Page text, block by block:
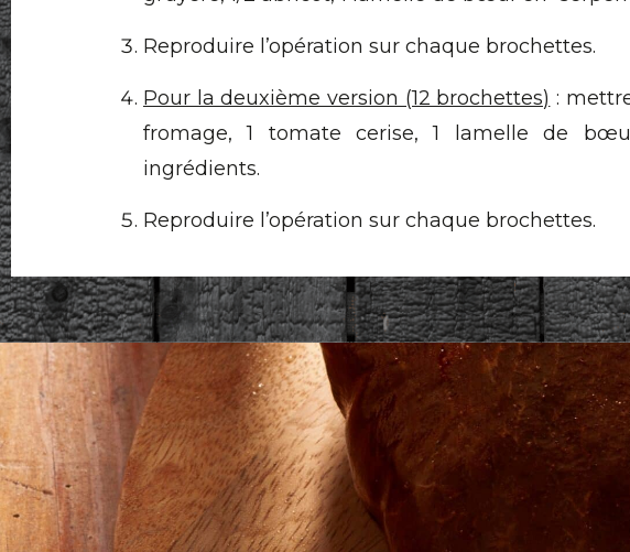
Reproduire l’opération sur chaque brochettes.
Pour la deuxième version (12 brochettes) :
fromage, 1 tomate cerise, 1 lamelle de
ingrédients.
Reproduire l’opération sur chaque brochettes.